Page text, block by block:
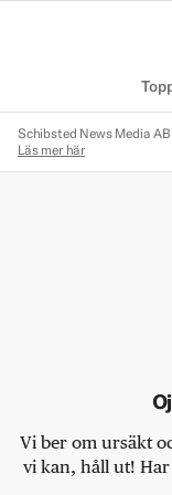
Schibsted News Media
Läs mer här
Vi ber om ursäkt
vi kan, håll ut!